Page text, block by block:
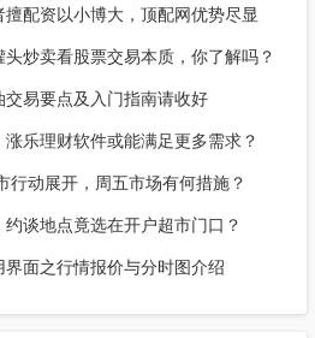
配资以小博大，顶配网优势尽显
炒卖看股票交易本质，你了解吗？
易要点及入门指南请收好
乐理财软件或能满足更多需求？
行动展开，周五市场有何措施？
谈地点竟选在开户超市门口？
面之行情报价与分时图介绍